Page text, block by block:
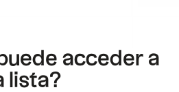
acceder a
lista?